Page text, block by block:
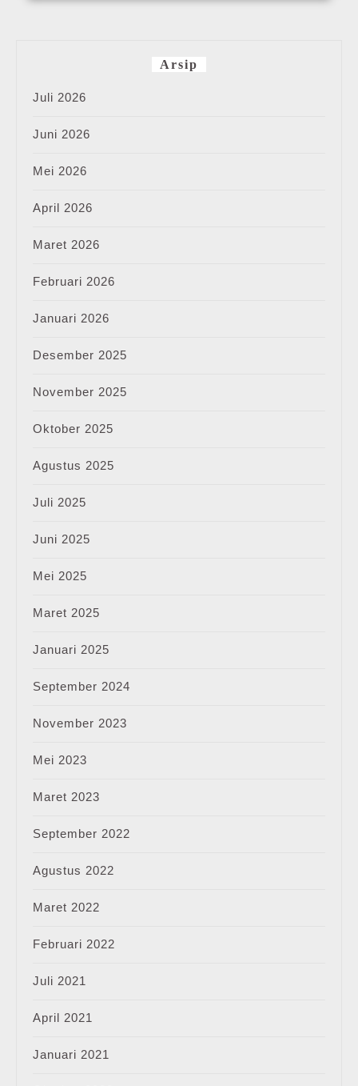
Arsip
Juli 2026
Juni 2026
Mei 2026
April 2026
Maret 2026
Februari 2026
Januari 2026
Desember 2025
November 2025
Oktober 2025
Agustus 2025
Juli 2025
Juni 2025
Mei 2025
Maret 2025
Januari 2025
September 2024
November 2023
Mei 2023
Maret 2023
September 2022
Agustus 2022
Maret 2022
Februari 2022
Juli 2021
April 2021
Januari 2021